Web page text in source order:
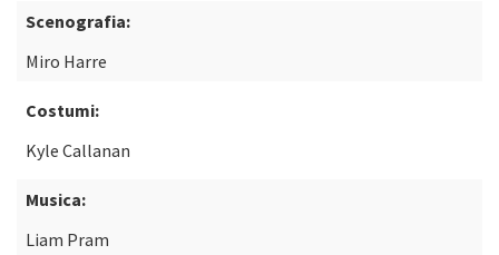
Scenografia:
Miro Harre
Costumi:
Kyle Callanan
Musica:
Liam Pram